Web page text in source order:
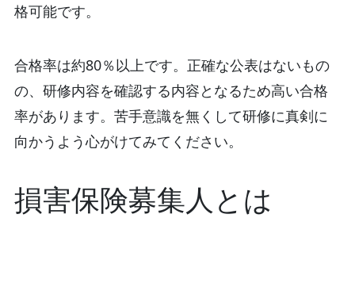
格可能です。
合格率は約80％以上です。正確な公表はないもの
の、研修内容を確認する内容となるため高い合格
率があります。苦手意識を無くして研修に真剣に
向かうよう心がけてみてください。
損害保険募集人とは